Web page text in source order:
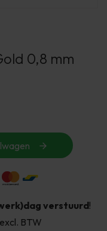
0,8 mm
verstuurd!
BTW